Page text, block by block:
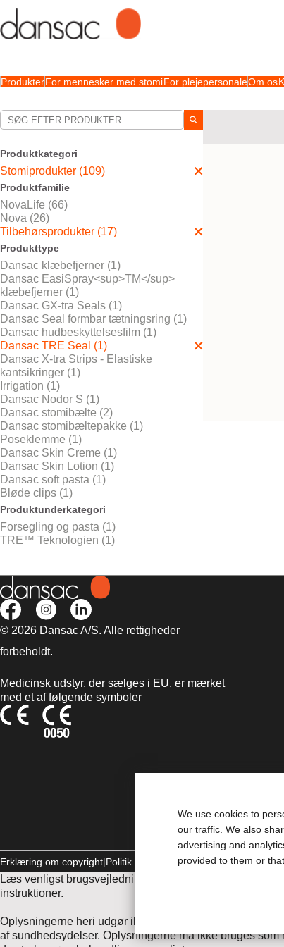
We use cookies to
our traffic. We also
advertising and
provided to them or
ProdukterFor mennesker med stomiFor plejepersonaleOm os
Produktkategori
Stomiprodukter (109)
Produktfamilie
NovaLife (66)
Nova (26)
Tilbehørsprodukter (17)
Produkttype
Dansac klæbefjerner (1)
Dansac EasiSpray<sup>TM</sup>
klæbefjerner (1)
Dansac GX-tra Seals (1)
Dansac Seal formbar tætningsring (1)
Dansac hudbeskyttelsesfilm (1)
Dansac TRE Seal (1)
Dansac X-tra Strips - Elastiske
kantsikringer (1)
Irrigation (1)
Dansac Nodor S (1)
Dansac stomibælte (2)
Dansac stomibæltepakke (1)
Poseklemme (1)
Dansac Skin Creme (1)
Dansac Skin Lotion (1)
Dansac soft pasta (1)
Bløde clips (1)
Produktunderkategori
Forsegling og pasta (1)
TRE™ Teknologien (1)
© 2026 Dansac A/S. Alle rettigheder
forbeholdt.
Medicinsk udstyr, der sælges i EU, er mærket
med et af følgende symboler
Erklæring om copyright Politik til beskyttelse af personlige
Læs venligst brugsvejledningen inden brug for
instruktioner.
Oplysningerne heri udgør ikke lægehjælp, og de er ikke
af sundhedsydelser. Oplysningerne må ikke bruges